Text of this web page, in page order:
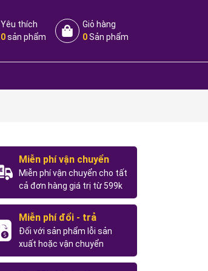
Yêu thích
0sản phẩm
Giỏ hàng
0Sản phẩm
Miễn phí vận chuyển
Miễn phí vận chuyển cho tất
cả đơn hàng giá trị từ 599k
Miễn phí đổi - trả
Đối với sản phẩm lỗi sản
xuất hoặc vận chuyển